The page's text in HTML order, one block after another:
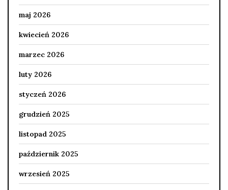
maj 2026
kwiecień 2026
marzec 2026
luty 2026
styczeń 2026
grudzień 2025
listopad 2025
październik 2025
wrzesień 2025